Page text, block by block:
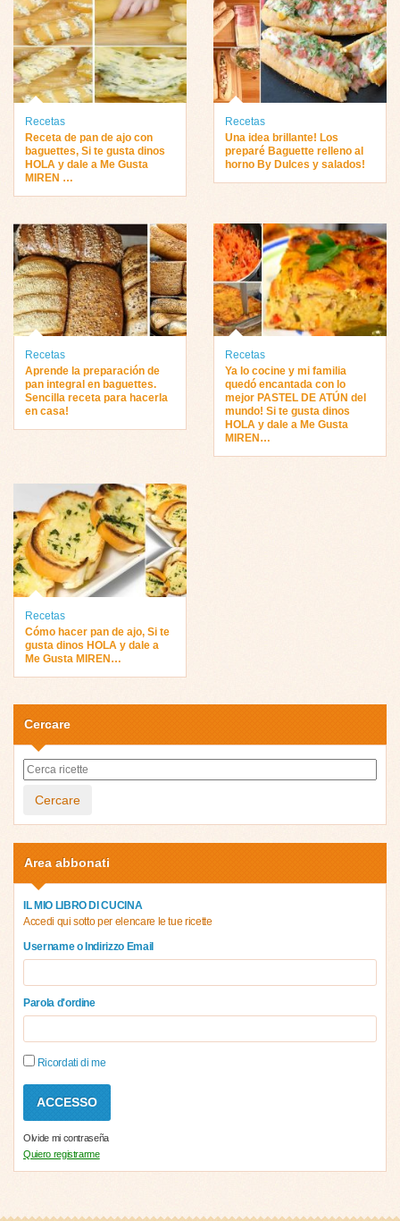
Recetas
Receta de pan de ajo con
baguettes, Si te gusta dinos
HOLA y dale a Me Gusta
MIREN …
Recetas
Una idea brillante! Los
preparé Baguette relleno al
horno By Dulces y salados!
Recetas
Aprende la preparación de
pan integral en baguettes.
Sencilla receta para hacerla
en casa!
Recetas
Ya lo cocine y mi familia
quedó encantada con lo
mejor PASTEL DE ATÚN del
mundo! Si te gusta dinos
HOLA y dale a Me Gusta
MIREN…
Recetas
Cómo hacer pan de ajo, Si te
gusta dinos HOLA y dale a
Me Gusta MIREN…
Cercare
Cercare
Area abbonati
IL MIO LIBRO DI CUCINA
Accedi qui sotto per elencare le tue ricette
Username o Indirizzo Email
Parola d'ordine
Ricordati di me
Olvide mi contraseña
Quiero registrarme